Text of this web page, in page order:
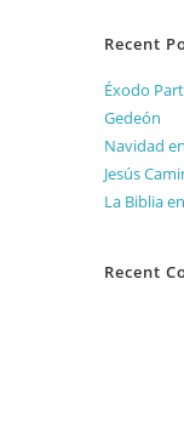
Recent
Éxodo
Gedeón
Navidad
Jesús
La Biblia
Recent